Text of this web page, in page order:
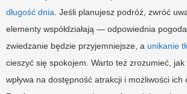
długość dnia . Jeśli planujesz podróż, zwróć
elementy współdziałają — odpowiednia
zwiedzanie będzie przyjemniejsze, a unikanie
cieszyć się spokojem. Warto też zrozumieć, jak
wpływa na dostępność atrakcji i możliwości ich